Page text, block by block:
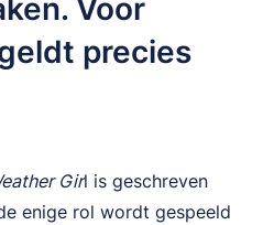
Voor
precies
Girl is geschreven
enige rol wordt gespeeld